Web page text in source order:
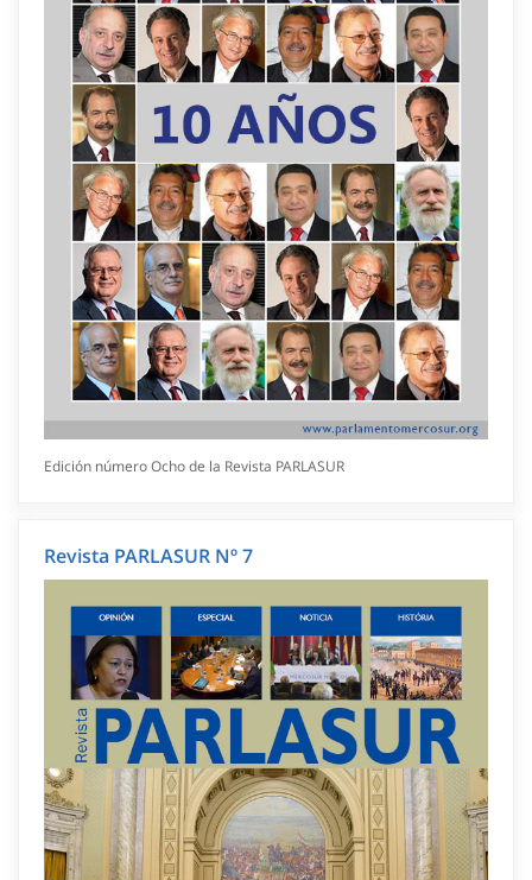
Edición número Ocho de la Revista PARLASUR
Revista PARLASUR Nº 7